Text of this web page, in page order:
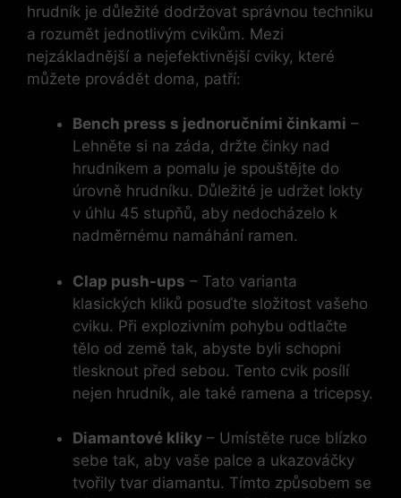
hrudník je důležité dodržovat správnou techniku
a rozumět jednotlivým cvikům. Mezi
nejzákladnější a nejefektivnější cviky, které
můžete provádět doma, patří:
Bench press s jednoručními činkami –
Lehněte si na záda, držte činky nad
hrudníkem a pomalu je spouštějte do
úrovně hrudníku. Důležité je udržet lokty
v úhlu 45 stupňů, aby nedocházelo k
nadměrnému namáhání ramen.
Clap push-ups – Tato varianta
klasických kliků posuďte složitost vašeho
cviku. Při explozivním pohybu odtlačte
tělo od země tak, abyste byli schopni
tlesknout před sebou. Tento cvik posílí
nejen hrudník, ale také ramena a tricepsy.
Diamantové kliky – Umístěte ruce blízko
sebe tak, aby vaše palce a ukazováčky
tvořily tvar diamantu. Tímto způsobem se